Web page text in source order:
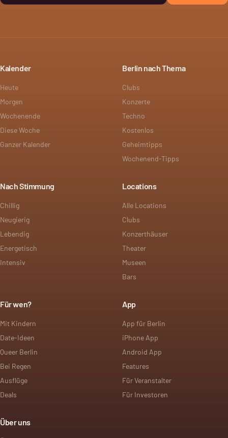
Kalender
Heute
Morgen
Wochenende
Diese Woche
Ganzer Kalender
Berlin nach Thema
Clubs
Konzerte
Techno
Kostenlos
Geheimtipps
Wochenend-Tipps
Nach Stimmung
Chillig
Neugierig
Lebendig
Energetisch
Intensiv
Locations
Alle Locations
Clubs
Konzerthäuser
Theater
Museen
Bars
Für wen?
Mit Kindern
Date-Ideen
Queer Berlin
Bei Regen
Ausflüge
Deals
App
App für Berlin
iPhone App
Android App
Features
Für Veranstalter
Für Investoren
Über uns